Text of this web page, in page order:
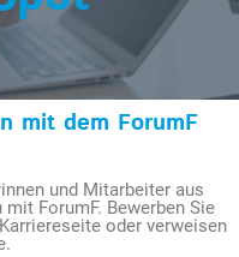
mit dem ForumF
und Mitarbeiter aus
ForumF. Bewerben Sie
oder verweisen